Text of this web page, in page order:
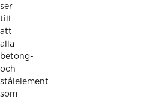
ser
till
att
alla
betong-
och
stålelement
som